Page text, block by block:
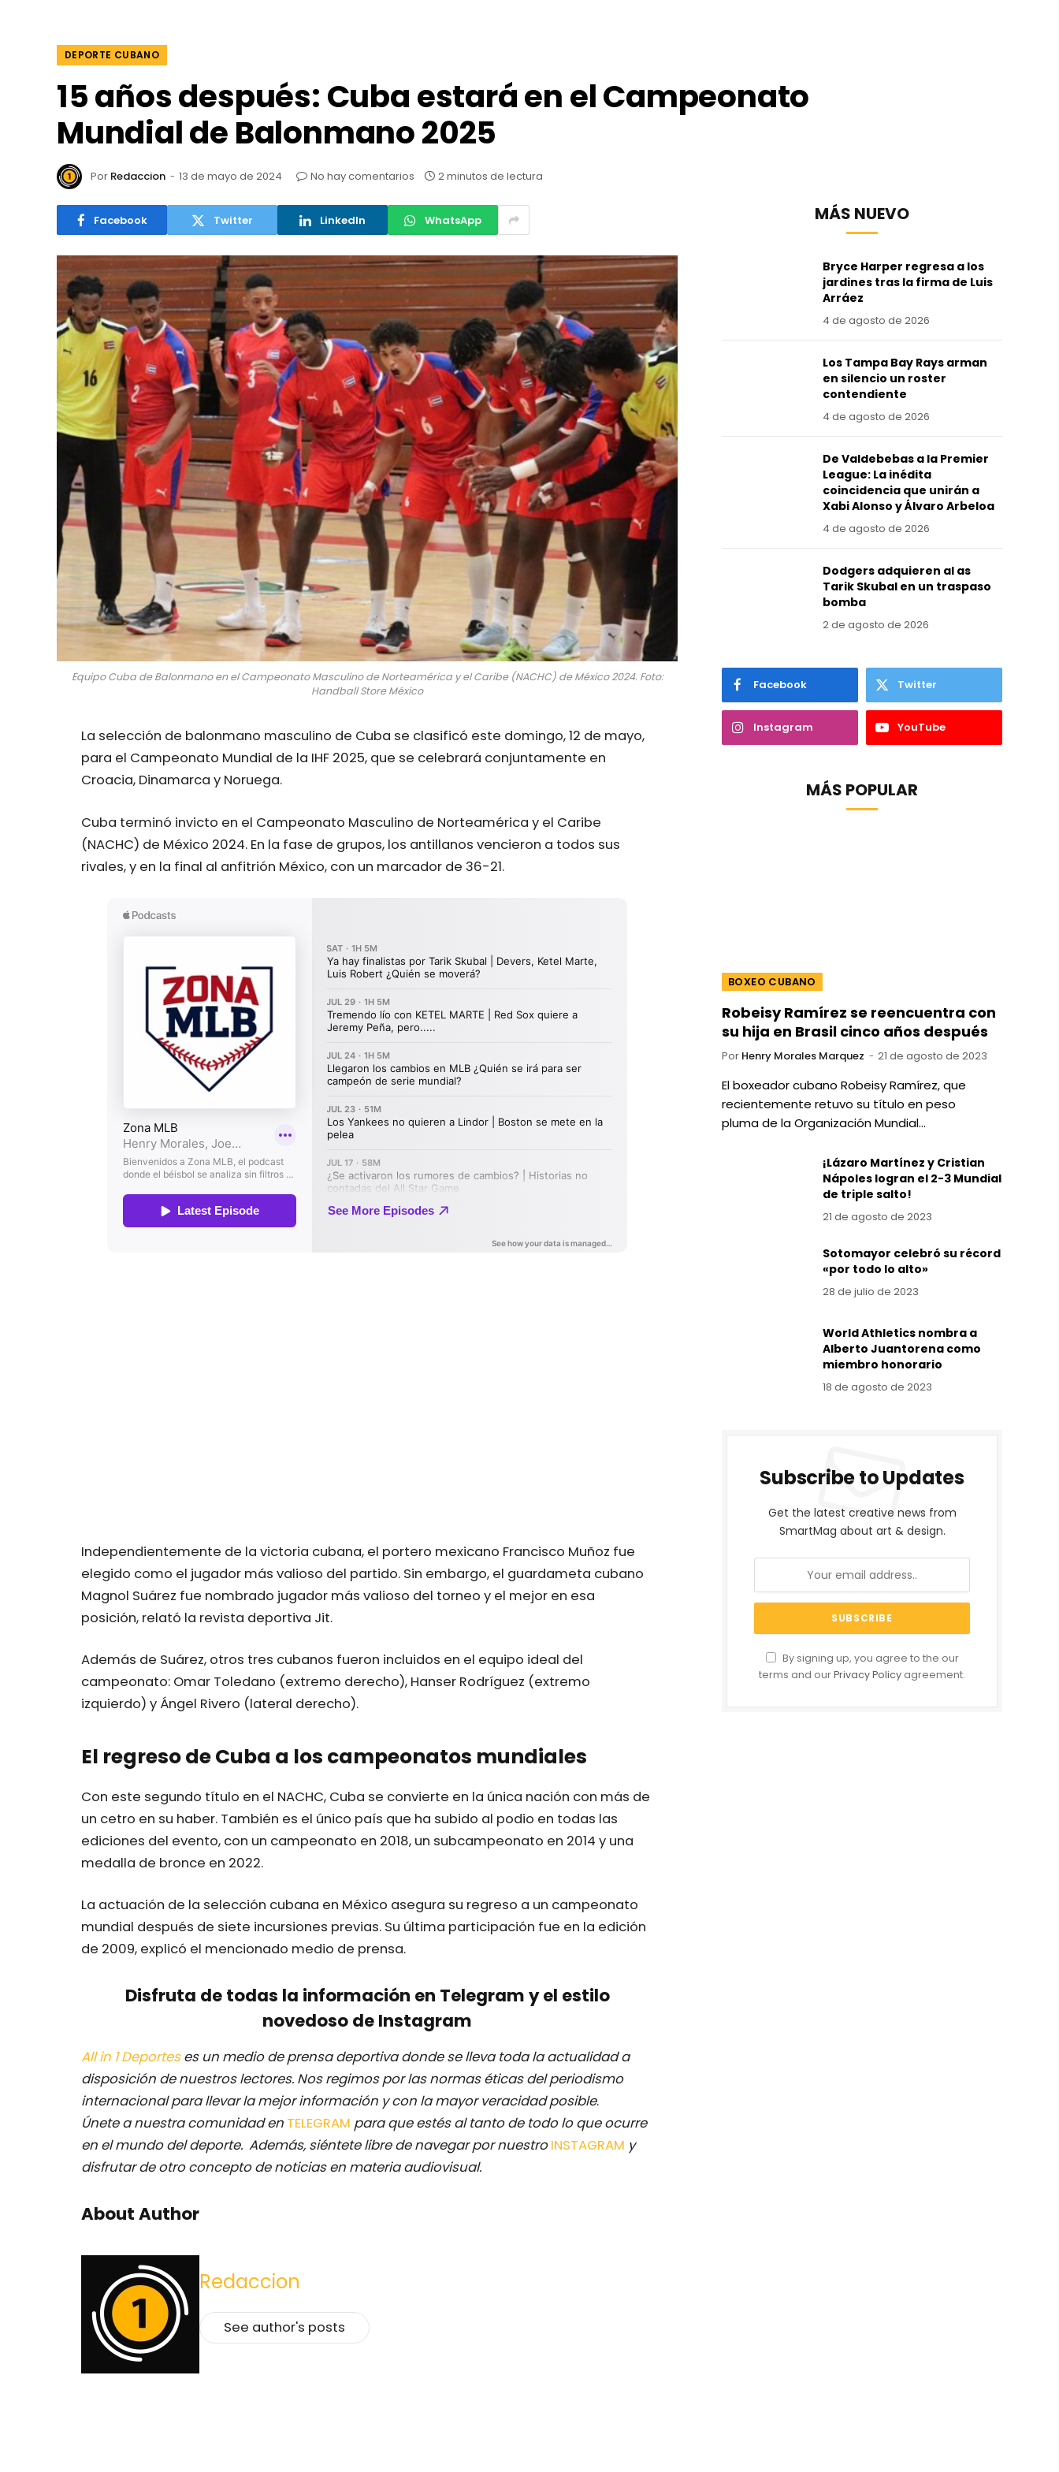
DEPORTE CUBANO
15 años después: Cuba estará en el Campeonato
Mundial de Balonmano 2025
Por Redaccion 13 de mayo de 2024 No hay comentarios 2 minutos de lectura
Facebook Twitter LinkedIn WhatsApp
Equipo Cuba de Balonmano en el Campeonato Masculino de Norteamérica y el Caribe (NACHC) de México 2024. Foto:
Handball Store México
La selección de balonmano masculino de Cuba se clasificó este domingo, 12 de mayo,
para el Campeonato Mundial de la IHF 2025, que se celebrará conjuntamente en
Croacia, Dinamarca y Noruega.
Cuba terminó invicto en el Campeonato Masculino de Norteamérica y el Caribe
(NACHC) de México 2024. En la fase de grupos, los antillanos vencieron a todos sus
rivales, y en la final al anfitrión México, con un marcador de 36-21.
Independientemente de la victoria cubana, el portero mexicano Francisco Muñoz fue
elegido como el jugador más valioso del partido. Sin embargo, el guardameta cubano
Magnol Suárez fue nombrado jugador más valioso del torneo y el mejor en esa
posición, relató la revista deportiva Jit.
Además de Suárez, otros tres cubanos fueron incluidos en el equipo ideal del
campeonato: Omar Toledano (extremo derecho), Hanser Rodríguez (extremo
izquierdo) y Ángel Rivero (lateral derecho).
El regreso de Cuba a los campeonatos mundiales
Con este segundo título en el NACHC, Cuba se convierte en la única nación con más de
un cetro en su haber. También es el único país que ha subido al podio en todas las
ediciones del evento, con un campeonato en 2018, un subcampeonato en 2014 y una
medalla de bronce en 2022.
La actuación de la selección cubana en México asegura su regreso a un campeonato
mundial después de siete incursiones previas. Su última participación fue en la edición
de 2009, explicó el mencionado medio de prensa.
Disfruta de todas la información en Telegram y el estilo
novedoso de Instagram
All in 1 Deporteses un medio de prensa deportiva donde se lleva toda la actualidad a
disposición de nuestros lectores. Nos regimos por las normas éticas del periodismo
internacional para llevar la mejor información y con la mayor veracidad posible.
Únete a nuestra comunidad en TELEGRAM para que estés al tanto de todo lo que ocurre
en el mundo del deporte. Además, siéntete libre de navegar por nuestro INSTAGRAM y
disfrutar de otro concepto de noticias en materia audiovisual.
About Author
Redaccion
See author's posts
MÁS NUEVO
Bryce Harper regresa a los
jardines tras la firma de Luis
Arráez
4 de agosto de 2026
Los Tampa Bay Rays arman
en silencio un roster
contendiente
4 de agosto de 2026
De Valdebebas a la Premier
League: La inédita
coincidencia que unirán a
Xabi Alonso y Álvaro Arbeloa
4 de agosto de 2026
Dodgers adquieren al as
Tarik Skubal en un traspaso
bomba
2 de agosto de 2026
Facebook Twitter
Instagram YouTube
MÁS POPULAR
BOXEO CUBANO
Robeisy Ramírez se reencuentra con
su hija en Brasil cinco años después
Por Henry Morales Marquez 21 de agosto de 2023
El boxeador cubano Robeisy Ramírez, que
recientemente retuvo su título en peso
pluma de la Organización Mundial…
¡Lázaro Martínez y Cristian
Nápoles logran el 2-3 Mundial
de triple salto!
21 de agosto de 2023
Sotomayor celebró su récord
«por todo lo alto»
28 de julio de 2023
World Athletics nombra a
Alberto Juantorena como
miembro honorario
18 de agosto de 2023
Subscribe to Updates
Get the latest creative news from
SmartMag about art & design.
By signing up, you agree to the our
terms and ourPrivacy Policy agreement.